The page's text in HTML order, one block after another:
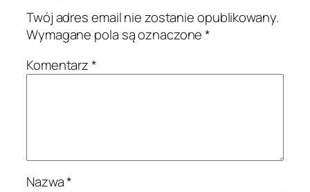
Twój adres email nie zostanie opublikowany.
Wymagane pola są oznaczone*
Komentarz*
Nazwa*